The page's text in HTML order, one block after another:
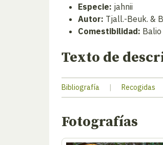
Especie: jahnii
Autor: Tjall.-Beuk. &
Comestibilidad:
Texto de
Bibliografía | Recogidas
Fotografías